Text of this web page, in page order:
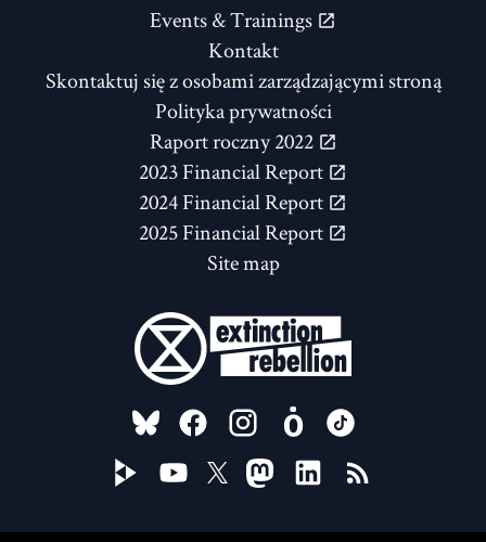
Events & Trainings
Kontakt
Skontaktuj się z osobami zarządzającymi stroną
Polityka prywatności
Raport roczny 2022
2023 Financial Report
2024 Financial Report
2025 Financial Report
Site map
FOLLOW US ON